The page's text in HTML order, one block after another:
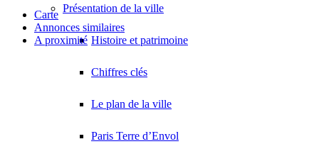
Présentation de la ville
Histoire et patrimoine
Chiffres clés
Le plan de la ville
Paris Terre d’Envol
Carte
Annonces similaires
A proximité